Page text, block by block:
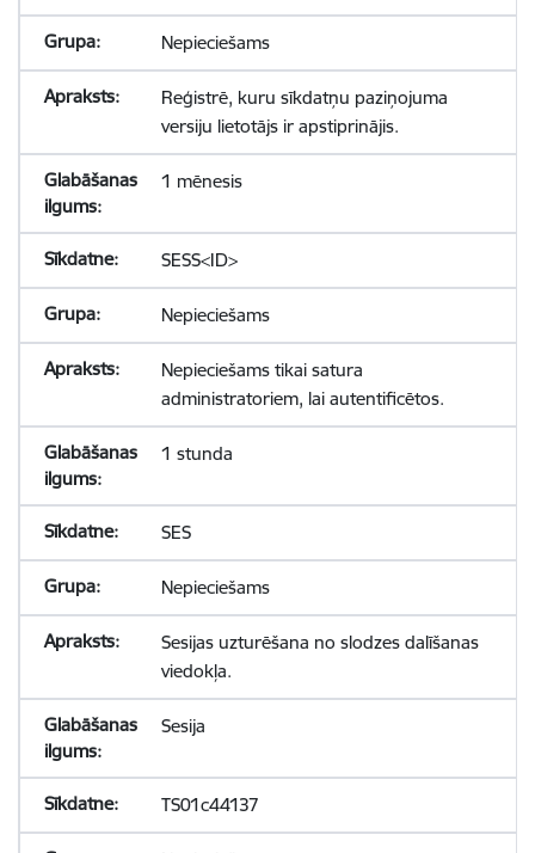
Nepieciešams
Reģistrē, kuru sīkdatņu paziņojuma
versiju lietotājs ir apstiprinājis.
1 mēnesis
SESS<ID>
Nepieciešams
Nepieciešams tikai satura
administratoriem, lai autentificētos.
1 stunda
SES
Nepieciešams
Sesijas uzturēšana no slodzes dalīšanas
viedokļa.
Sesija
TS01c44137